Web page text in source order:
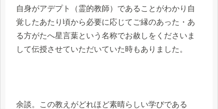
自身がアデプト（霊的教師）であることがわかり自
覚したあたり頃から必要に応じてご縁のあった・あ
る方がたへ星言葉という名称でお赦しをくださいま
して伝授させていただいていた時もありました。
余談。この教えがどれほど素晴らしい学びである